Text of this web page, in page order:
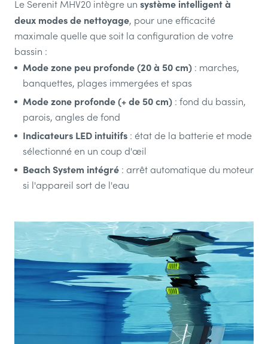
Le Serenit MHV20 intègre un système intelligent à
deux modes de nettoyage, pour une efficacité
maximale quelle que soit la configuration de votre
bassin :
Mode zone peu profonde (20 à 50 cm) : marches,
banquettes, plages immergées et spas
Mode zone profonde (+ de 50 cm) : fond du bassin,
parois, angles de fond
Indicateurs LED intuitifs : état de la batterie et mode
sélectionné en un coup d'œil
Beach System intégré : arrêt automatique du moteur
si l'appareil sort de l'eau